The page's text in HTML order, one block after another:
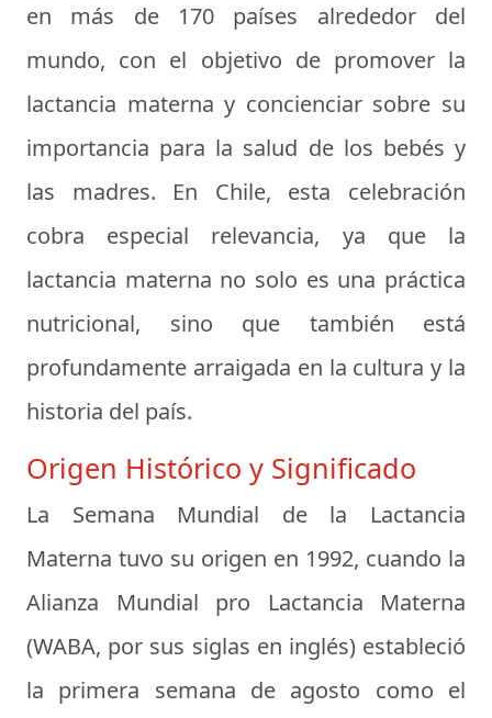
en más de 170 países alrededor del
mundo, con el objetivo de promover la
lactancia materna y concienciar sobre su
importancia para la salud de los bebés y
las madres. En Chile, esta celebración
cobra especial relevancia, ya que la
lactancia materna no solo es una práctica
nutricional, sino que también está
profundamente arraigada en la cultura y la
historia del país.
Origen Histórico y Significado
La Semana Mundial de la Lactancia
Materna tuvo su origen en 1992, cuando la
Alianza Mundial pro Lactancia Materna
(WABA, por sus siglas en inglés) estableció
la primera semana de agosto como el